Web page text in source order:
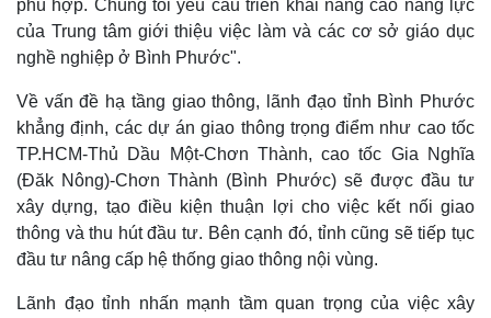
Kinh tế
Bất động sản
Khởi nghiệp
Thị trường
Giá vàng
Tiêu dùng
Tỷ giá
Chứng khoán
Giá cà phê
phù hợp. Chúng tôi yêu cầu triển khai nâng cao năng lực
của Trung tâm giới thiệu việc làm và các cơ sở giáo dục
nghề nghiệp ở Bình Phước".
Về vấn đề hạ tầng giao thông, lãnh đạo tỉnh Bình Phước
khẳng định, các dự án giao thông trọng điểm như cao tốc
TP.HCM-Thủ Dầu Một-Chơn Thành, cao tốc Gia Nghĩa
(Đăk Nông)-Chơn Thành (Bình Phước) sẽ được đầu tư
xây dựng, tạo điều kiện thuận lợi cho việc kết nối giao
thông và thu hút đầu tư. Bên cạnh đó, tỉnh cũng sẽ tiếp tục
đầu tư nâng cấp hệ thống giao thông nội vùng.
Lãnh đạo tỉnh nhấn mạnh tầm quan trọng của việc xây